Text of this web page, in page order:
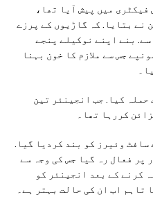
میں پیش آیا تھا،
نے بتایا. کہ گاڑیوں کے پرزے
بنے اپنے نوکیلے پنجے
جس سے ملازم کا خون بہنا
حملہ کیا. جب انجینئر تین
کررہا تھا۔
وئیرز کو بند کردیا گیا.
پر فعال رہ گیا جس کی وجہ سے
کرنے کے بعد انجینئر کو
تاہم اب ان کی حالت بہتر ہے۔